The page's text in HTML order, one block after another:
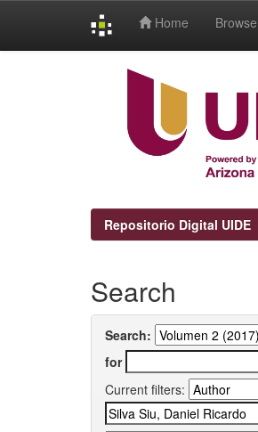
Home Browse
Repositorio Digital UIDE
Search
Search:
for
Current filters: